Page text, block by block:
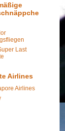
Last
Airlines
Airlines